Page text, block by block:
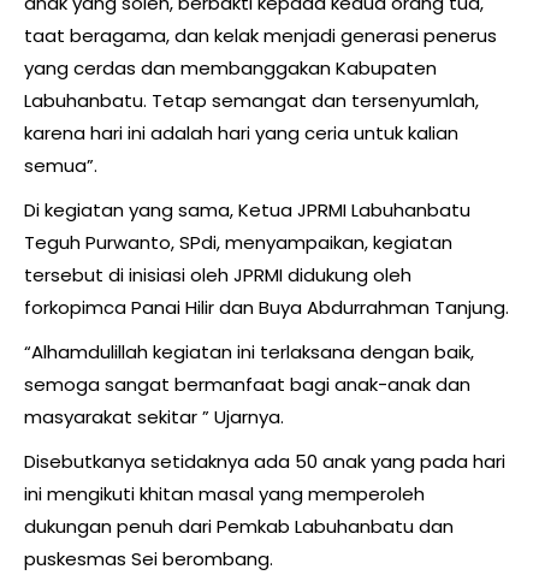
taat beragama, dan kelak menjadi generasi penerus
yang cerdas dan membanggakan Kabupaten
Labuhanbatu. Tetap semangat dan tersenyumlah,
karena hari ini adalah hari yang ceria untuk kalian
semua”.
Di kegiatan yang sama, Ketua JPRMI Labuhanbatu
Teguh Purwanto, SPdi, menyampaikan, kegiatan
tersebut di inisiasi oleh JPRMI didukung oleh
forkopimca Panai Hilir dan Buya Abdurrahman Tanjung.
“Alhamdulillah kegiatan ini terlaksana dengan baik,
semoga sangat bermanfaat bagi anak-anak dan
masyarakat sekitar ” Ujarnya.
Disebutkanya setidaknya ada 50 anak yang pada hari
ini mengikuti khitan masal yang memperoleh
dukungan penuh dari Pemkab Labuhanbatu dan
puskesmas Sei berombang.